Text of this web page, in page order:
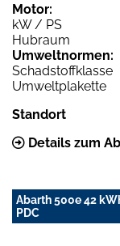
Motor:
kW / PS
Hubraum
Umweltnormen:
Schadstoffklasse
Umweltplakette
Standort
Details zum
Abarth 500e 42
PDC